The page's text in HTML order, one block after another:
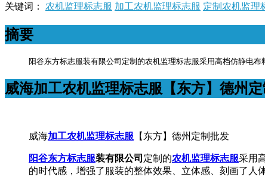
关键词： 农机监理标志服 加工农机监理标志服 定制农机监理
摘要
阳谷东方标志服装有限公司定制的农机监理标志服采用高档仿静电
威海加工农机监理标志服【东方】德州
威海加工农机监理标志服 【东方】德州定制批发
阳谷东方标志服装有限公司 定制的农机监理标志服采用
的时代感，增强了服装的整体效果、立体感、刻画了人